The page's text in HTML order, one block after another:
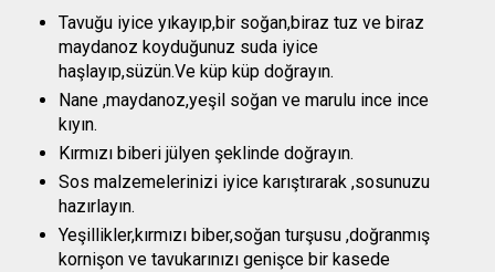
Tavuğu iyice yıkayıp,bir soğan,biraz tuz ve biraz
maydanoz koyduğunuz suda iyice
haşlayıp,süzün.Ve küp küp doğrayın.
Nane ,maydanoz,yeşil soğan ve marulu ince ince
kıyın.
Kırmızı biberi jülyen şeklinde doğrayın.
Sos malzemelerinizi iyice karıştırarak ,sosunuzu
hazırlayın.
Yeşillikler,kırmızı biber,soğan turşusu ,doğranmış
kornişon ve tavukarınızı genişce bir kasede